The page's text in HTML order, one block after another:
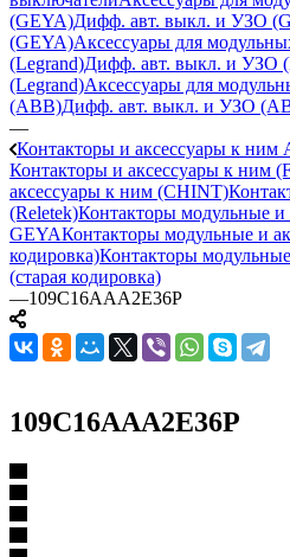
(GEYA)Дифф. авт. выкл. и УЗО
(GEYA)Аксессуары для
(Legrand)Дифф. авт. выкл. и УЗО
(Legrand)Аксессуары для
(ABB)Дифф. авт. выкл. и УЗО
—
Контакторы и аксессуары к ним
Контакторы и аксессуары к ним
аксессуары к ним (CHINT)
(Reletek)Контакторы модульные и
GEYAКонтакторы модульные и
кодировка)Контакторы
(старая кодировка)
—109C16AAA2E36P
109C16AAA2E36P